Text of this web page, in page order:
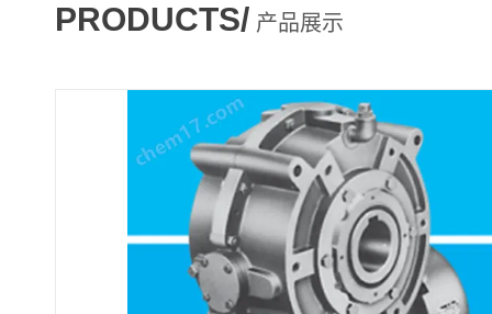
PRODUCTS/ 产品展示